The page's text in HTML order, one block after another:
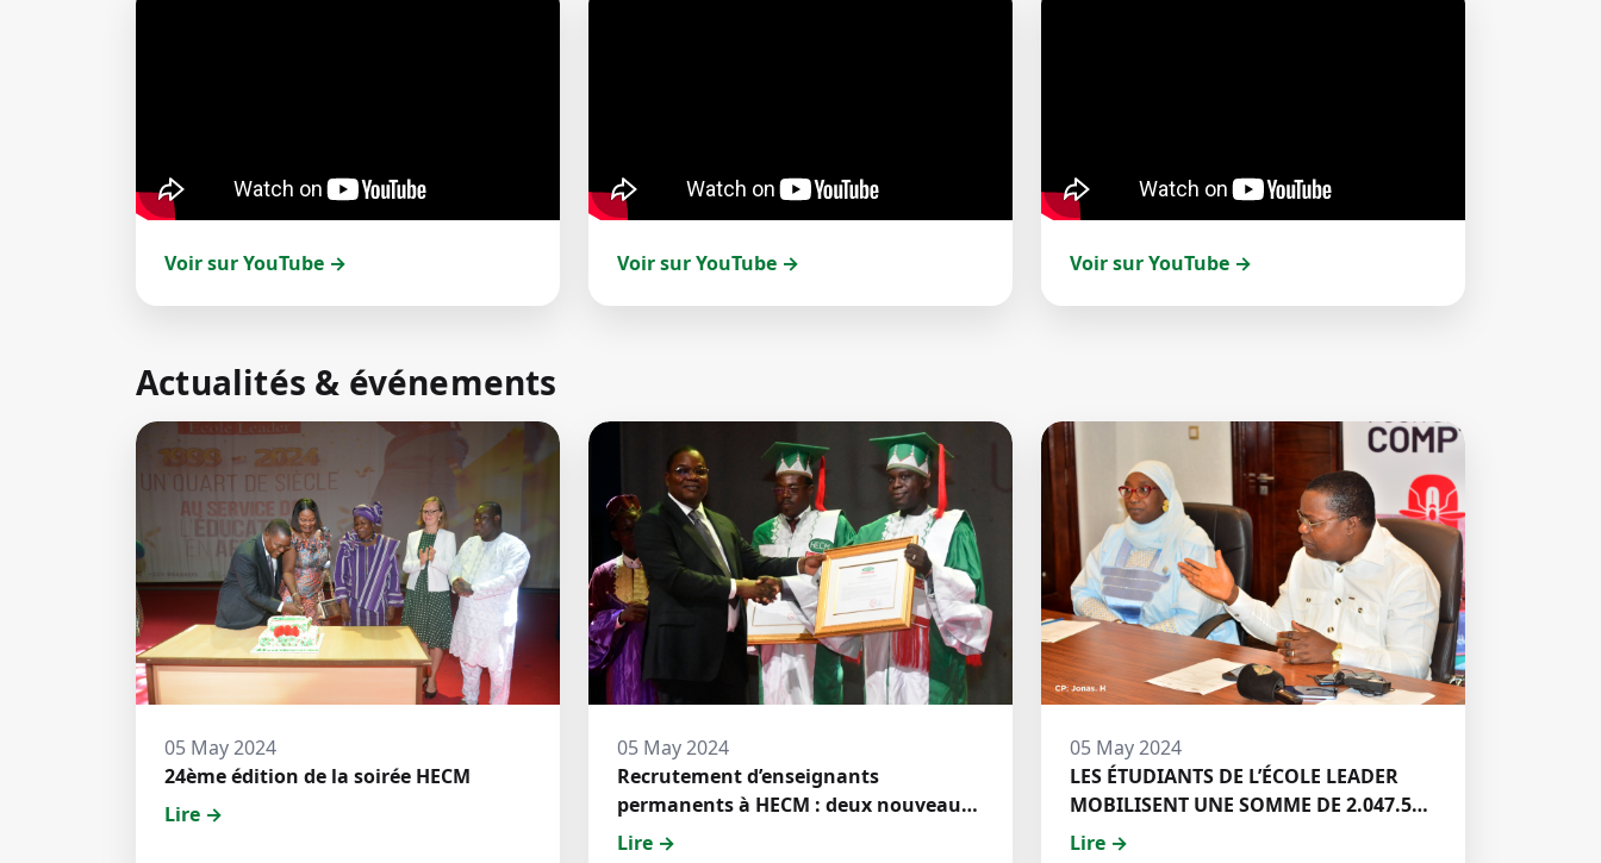
Voir sur YouTube → Voir sur YouTube → Voir sur YouTube →
Actualités & événements
05 May 2024
24ème édition de la soirée HECM
Lire →
05 May 2024
Recrutement d’enseignants
permanents à HECM : deux nouveaux
jeunes docteurs ont prêté́ serment
Lire →
05 May 2024
LES ÉTUDIANTS DE L’ÉCOLE LEADER
MOBILISENT UNE SOMME DE 2.047.500
FCFA POUR LE FONDS ZÉRO
Lire →